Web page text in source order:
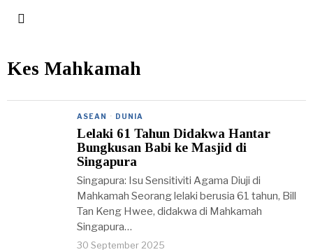
Kes Mahkamah
ASEAN · DUNIA
Lelaki 61 Tahun Didakwa Hantar
Bungkusan Babi ke Masjid di
Singapura
Singapura: Isu Sensitiviti Agama Diuji di
Mahkamah Seorang lelaki berusia 61 tahun, Bill
Tan Keng Hwee, didakwa di Mahkamah
Singapura…
30 September 2025